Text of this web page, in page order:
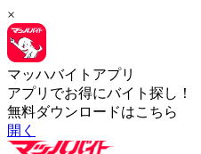
×
マッハバイトアプリ
アプリでお得にバイト探し！
無料ダウンロードはこちら
開く